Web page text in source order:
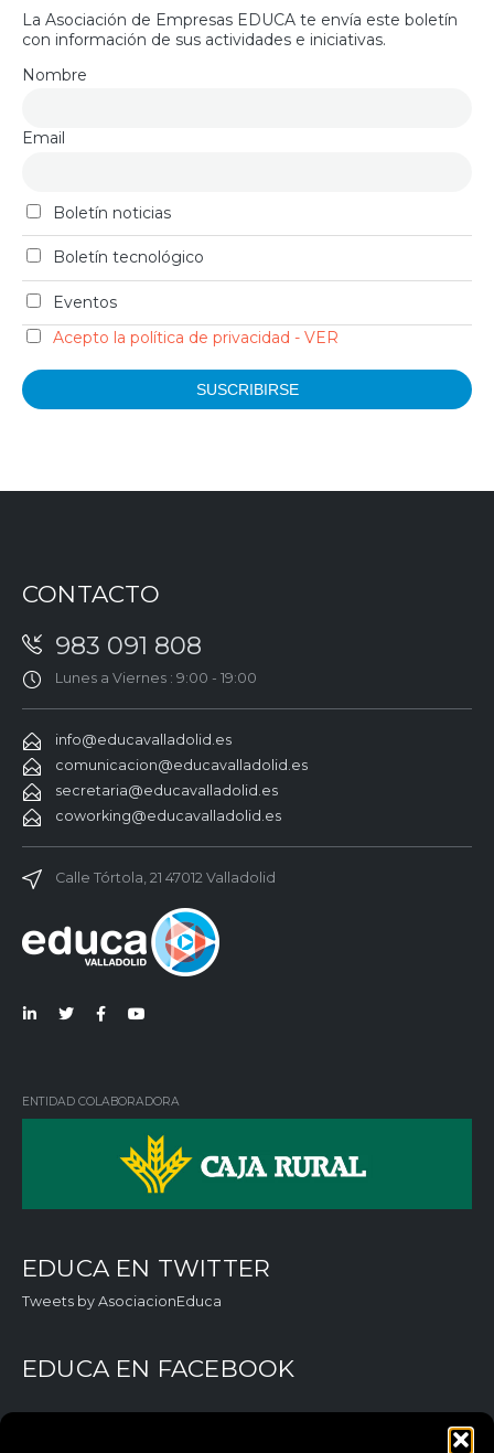
La Asociación de Empresas EDUCA te envía este boletín
con información de sus actividades e iniciativas.
Nombre
Email
Boletín noticias
Boletín tecnológico
Eventos
Acepto la política de privacidad - VER
CONTACTO
983 091 808
Lunes a Viernes : 9:00 - 19:00
info@educavalladolid.es
comunicacion@educavalladolid.es
secretaria@educavalladolid.es
coworking@educavalladolid.es
Calle Tórtola, 21 47012 Valladolid
ENTIDAD COLABORADORA
EDUCA EN TWITTER
Tweets by AsociacionEduca
EDUCA EN FACEBOOK